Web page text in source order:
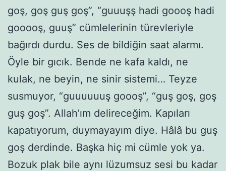
goş, goş guş goş”, “guuuşş hadi goooş hadi
gooooş, guuş” cümlelerinin türevleriyle
bağırdı durdu. Ses de bildiğin saat alarmı.
Öyle bir gıcık. Bende ne kafa kaldı, ne
kulak, ne beyin, ne sinir sistemi… Teyze
susmuyor, “guuuuuuş goooş”, “guş goş, goş
guş goş”. Allah’ım delireceğim. Kapıları
kapatıyorum, duymayayım diye. Hâlâ bu guş
goş derdinde. Başka hiç mi cümle yok ya.
Bozuk plak bile aynı lüzumsuz sesi bu kadar